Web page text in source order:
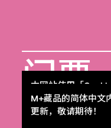
本网站使用「
提供最好的网站体
了解更多
M+藏品的简体中文
更新，敬请期待！
门票